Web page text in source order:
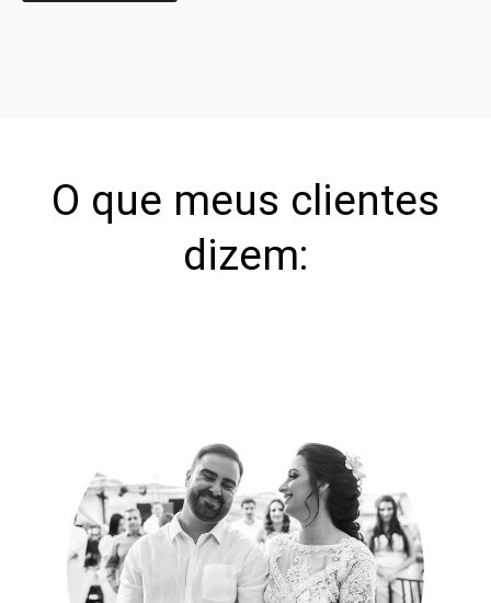
O que meus clientes
dizem: